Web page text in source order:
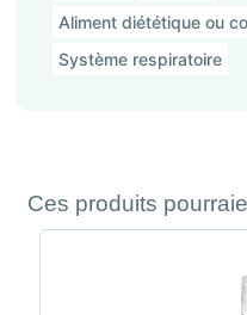
Aliment diététique ou
Système respiratoire
Ces produits